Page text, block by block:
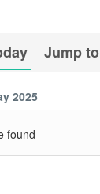
Jump
2025
found